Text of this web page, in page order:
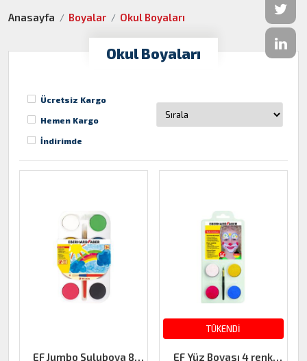
Anasayfa Boyalar Okul Boyaları
Okul Boyaları
Ücretsiz Kargo
Hemen Kargo
İndirimde
EF Jumbo Suluboya 8
TÜKENDİ
EF Yüz Boyası 4 renk